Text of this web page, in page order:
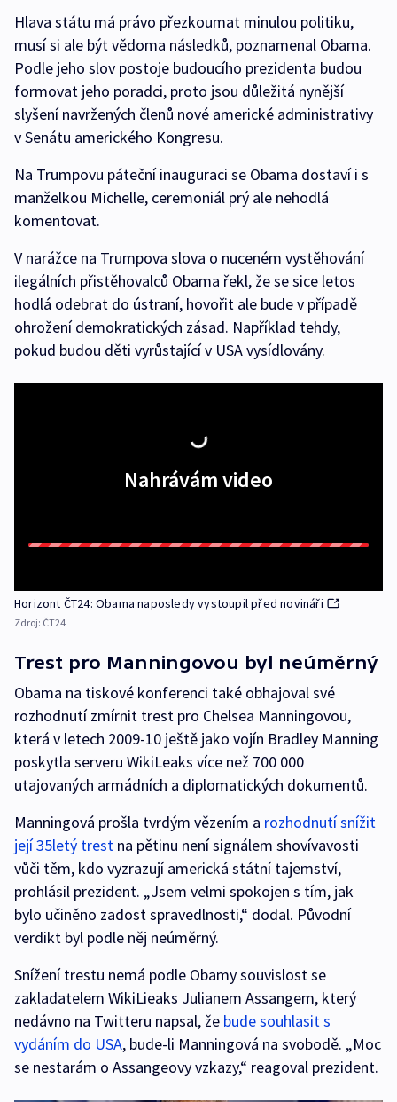
Hlava státu má právo přezkoumat minulou politiku,
musí si ale být vědoma následků, poznamenal Obama.
Podle jeho slov postoje budoucího prezidenta budou
formovat jeho poradci, proto jsou důležitá nynější
slyšení navržených členů nové americké administrativy
v Senátu amerického Kongresu.
Na Trumpovu páteční inauguraci se Obama dostaví i s
manželkou Michelle, ceremoniál prý ale nehodlá
komentovat.
V narážce na Trumpova slova o nuceném vystěhování
ilegálních přistěhovalců Obama řekl, že se sice letos
hodlá odebrat do ústraní, hovořit ale bude v případě
ohrožení demokratických zásad. Například tehdy,
pokud budou děti vyrůstající v USA vysídlovány.
Nahrávám video
Horizont ČT24: Obama naposledy vystoupil před novináři
Zdroj: ČT24
Trest pro Manningovou byl neúměrný
Obama na tiskové konferenci také obhajoval své
rozhodnutí zmírnit trest pro Chelsea Manningovou,
která v letech 2009-10 ještě jako vojín Bradley Manning
poskytla serveru WikiLeaks více než 700 000
utajovaných armádních a diplomatických dokumentů.
Manningová prošla tvrdým vězením a rozhodnutí snížit
její 35letý trest na pětinu není signálem shovívavosti
vůči těm, kdo vyzrazují americká státní tajemství,
prohlásil prezident. „Jsem velmi spokojen s tím, jak
bylo učiněno zadost spravedlnosti,“ dodal. Původní
verdikt byl podle něj neúměrný.
Snížení trestu nemá podle Obamy souvislost se
zakladatelem WikiLieaks Julianem Assangem, který
nedávno na Twitteru napsal, že bude souhlasit s
vydáním do USA, bude-li Manningová na svobodě. „Moc
se nestarám o Assangeovy vzkazy,“ reagoval prezident.